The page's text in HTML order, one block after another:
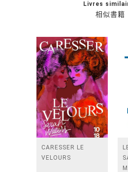
相似書籍
Livres
CARESSER LE
VELOURS